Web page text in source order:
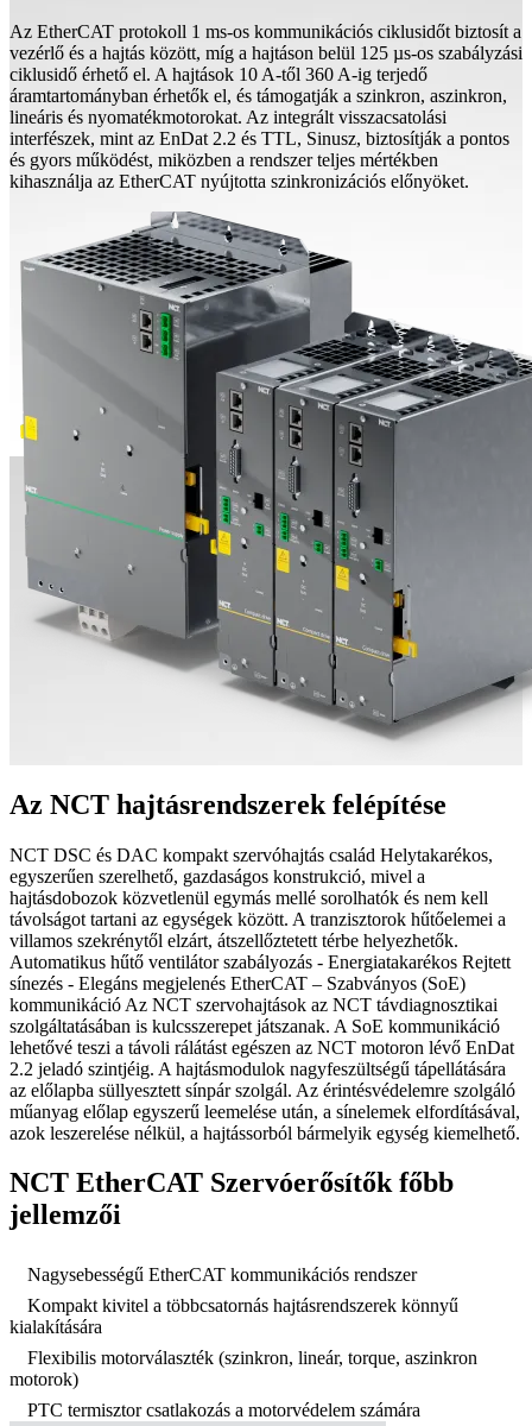
Az EtherCAT protokoll 1 ms-os kommunikációs ciklusidőt biztosít a
vezérlő és a hajtás között, míg a hajtáson belül 125 µs-os szabályzási
ciklusidő érhető el. A hajtások 10 A-től 360 A-ig terjedő
áramtartományban érhetők el, és támogatják a szinkron, aszinkron,
lineáris és nyomatékmotorokat. Az integrált visszacsatolási
interfészek, mint az EnDat 2.2 és TTL, Sinusz, biztosítják a pontos
és gyors működést, miközben a rendszer teljes mértékben
kihasználja az EtherCAT nyújtotta szinkronizációs előnyöket.
Az NCT hajtásrendszerek felépítése
NCT DSC és DAC kompakt szervóhajtás család Helytakarékos,
egyszerűen szerelhető, gazdaságos konstrukció, mivel a
hajtásdobozok közvetlenül egymás mellé sorolhatók és nem kell
távolságot tartani az egységek között. A tranzisztorok hűtőelemei a
villamos szekrénytől elzárt, átszellőztetett térbe helyezhetők.
Automatikus hűtő ventilátor szabályozás - Energiatakarékos Rejtett
sínezés - Elegáns megjelenés EtherCAT – Szabványos (SoE)
kommunikáció Az NCT szervohajtások az NCT távdiagnosztikai
szolgáltatásában is kulcsszerepet játszanak. A SoE kommunikáció
lehetővé teszi a távoli rálátást egészen az NCT motoron lévő EnDat
2.2 jeladó szintjéig. A hajtásmodulok nagyfeszültségű tápellátására
az előlapba süllyesztett sínpár szolgál. Az érintésvédelemre szolgáló
műanyag előlap egyszerű leemelése után, a sínelemek elfordításával,
azok leszerelése nélkül, a hajtássorból bármelyik egység kiemelhető.
NCT EtherCAT Szervóerősítők főbb
jellemzői
Nagysebességű EtherCAT kommunikációs rendszer
Kompakt kivitel a többcsatornás hajtásrendszerek könnyű
kialakítására
Flexibilis motorválaszték (szinkron, lineár, torque, aszinkron
motorok)
PTC termisztor csatlakozás a motorvédelem számára